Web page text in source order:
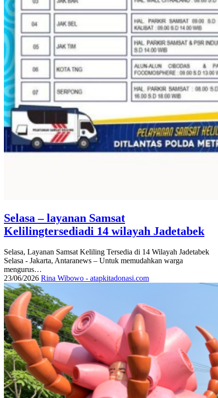
Selasa – layanan Samsat
Kelilingtersediadi 14 wilayah Jadetabek
Selasa, Layanan Samsat Keliling Tersedia di 14 Wilayah Jadetabek
Selasa - Jakarta, Antaranews – Untuk memudahkan warga
mengurus…
23/06/2026 Rina Wibowo - atapkitadonasi.com